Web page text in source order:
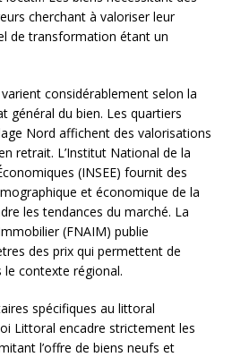
cherchant à valoriser leur
de transformation étant un
varient considérablement selon la
général du bien. Les quartiers
Nord affichent des valorisations
retrait. L’Institut National de la
(INSEE) fournit des
et économique de la
les tendances du marché. La
(FNAIM) publie
des prix qui permettent de
le contexte régional.
spécifiques au littoral
Littoral encadre strictement les
l’offre de biens neufs et